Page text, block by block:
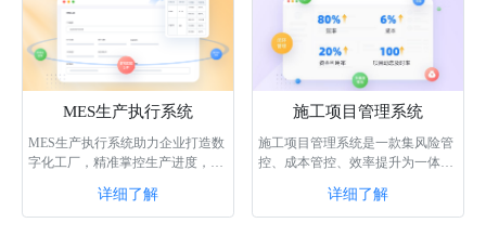
MES生产执行系统
MES生产执行系统助力企业打造数
字化工厂，精准掌控生产进度，合
业解决生产数···详细了解
施工项目管理系统
施工项目管理系统是一款集风险管
控、成本管控、效率提升为一体的
松管理和监···详细了解